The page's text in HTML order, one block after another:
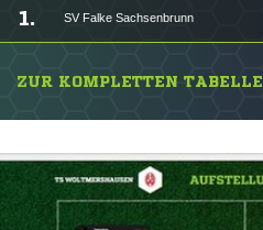
1. SV Falke Sachsenbrunn
ZUR KOMPLETTEN TABELLE